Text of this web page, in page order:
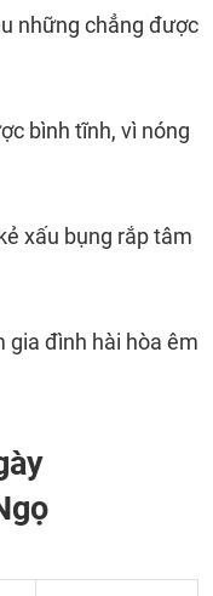
những chẳng được
bình tĩnh, vì nóng
xấu bụng rắp tâm
gia đình hài hòa êm